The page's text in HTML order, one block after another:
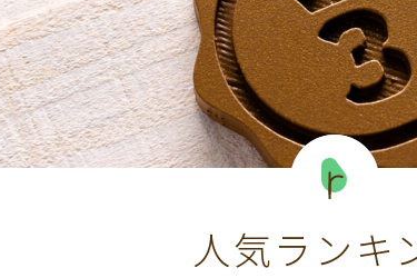
人気ランキ